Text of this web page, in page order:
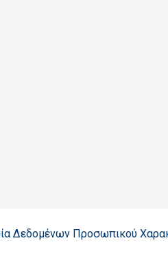
Δεδομένων Προσωπικού